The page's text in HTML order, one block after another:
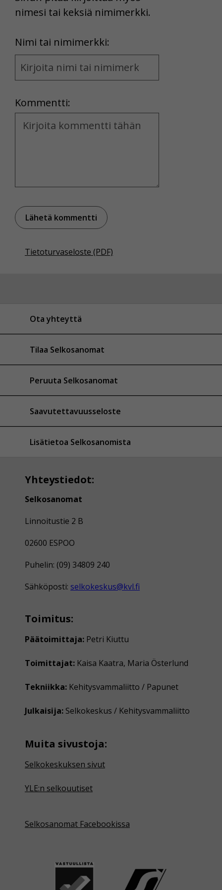
nimesi tai keksiä nimimerkki.
Nimi tai nimimerkki:
Name
and
Kommentti:
Kommentti
Tietoturvaseloste (PDF)
Ota yhteyttä
Tilaa Selkosanomat
Peruuta Selkosanomat
Saavutettavuusseloste
Lisätietoa Selkosanomista
Yhteystiedot:
Selkosanomat
Linnoitustie 2 B
02600 ESPOO
Puhelin: (09) 34809 240
Sähköposti: selkokeskus@kvl.fi
Toimitus:
Päätoimittaja: Petri Kiuttu
Toimittajat: Kaisa Kaatra, Maria Österlund
Tekniikka: Kehitysvammaliitto / Papunet
Julkaisija: Selkokeskus / Kehitysvammaliitto
Muita sivustoja:
Selkokeskuksen sivut
YLE:n selkouutiset
Selkosanomat Facebookissa